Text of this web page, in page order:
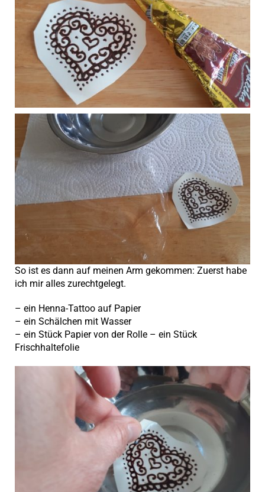
So ist es dann auf meinen Arm gekommen: Zuerst habe
ich mir alles zurechtgelegt.
– ein Henna-Tattoo auf Papier
– ein Schälchen mit Wasser
– ein Stück Papier von der Rolle – ein Stück
Frischhaltefolie